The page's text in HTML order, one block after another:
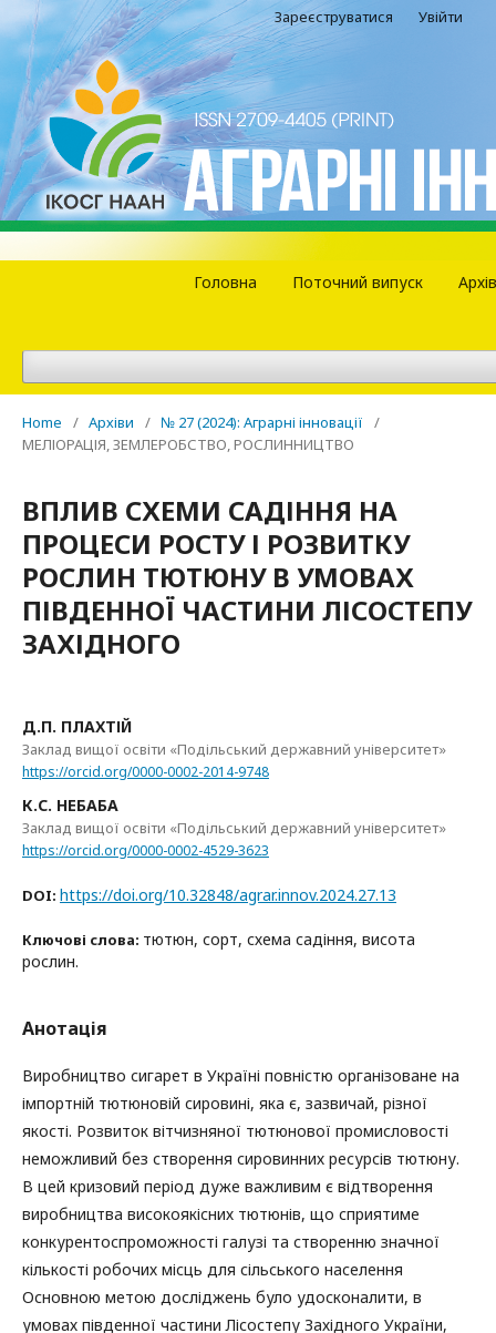
Головна Поточний випуск
Зареєструватися Увійти
Home / Архіви / № 27 (2024): Аграрні інновації
/
МЕЛІОРАЦІЯ, ЗЕМЛЕРОБСТВО, РОСЛИННИЦТВО
ВПЛИВ СХЕМИ САДІННЯ НА
ПРОЦЕСИ РОСТУ І РОЗВИТКУ
РОСЛИН ТЮТЮНУ В УМОВАХ
ПІВДЕННОЇ ЧАСТИНИ ЛІСОСТЕПУ
ЗАХІДНОГО
Д.П. ПЛАХТІЙ
Заклад вищої освіти «Подільський державний університет»
https://orcid.org/0000-0002-2014-9748
К.С. НЕБАБА
Заклад вищої освіти «Подільський державний університет»
https://orcid.org/0000-0002-4529-3623
DOI: https://doi.org/10.32848/agrar.innov.2024.27.13
Ключові слова: тютюн, сорт, схема садіння, висота
рослин.
Анотація
Виробництво сигарет в Україні повністю організоване на
імпортній тютюновій сировині, яка є, зазвичай, різної
якості. Розвиток вітчизняної тютюнової промисловості
неможливий без створення сировинних ресурсів тютюну.
В цей кризовий період дуже важливим є відтворення
виробництва високоякісних тютюнів, що сприятиме
конкурентоспроможності галузі та створенню значної
кількості робочих місць для сільського населення
Основною метою досліджень було удосконалити, в
умовах південної частини Лісостепу Західного України,